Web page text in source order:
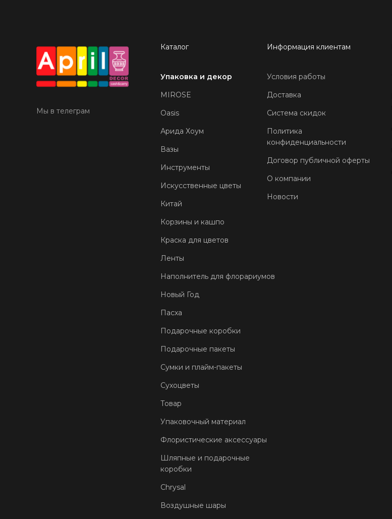
Мы в телеграм
Каталог
Упаковка и декор
MIROSE
Oasis
Арида Хоум
Вазы
Инструменты
Искусственные цветы
Китай
Корзины и кашпо
Краска для цветов
Ленты
Наполнитель для флорариумов
Новый Год
Пасха
Подарочные коробки
Подарочные пакеты
Сумки и плайм-пакеты
Сухоцветы
Товар
Упаковочный материал
Флористические аксессуары
Шляпные и подарочные
коробки
Chrysal
Воздушные шары
Информация клиентам
Условия работы
Доставка
Система скидок
Политика
конфиденциальности
Договор публичной оферты
О компании
Новости